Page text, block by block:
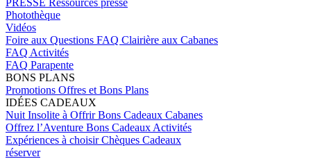
PRESSE Ressources presse
Photothèque
Vidéos
Foire aux Questions FAQ Clairière aux Cabanes
FAQ Activités
FAQ Parapente
BONS PLANS
Promotions Offres et Bons Plans
IDÉES CADEAUX
Nuit Insolite à OffrirBons Cadeaux Cabanes
Offrez l’Aventure Bons Cadeaux Activités
Expériences à choisirChèques Cadeaux
réserver